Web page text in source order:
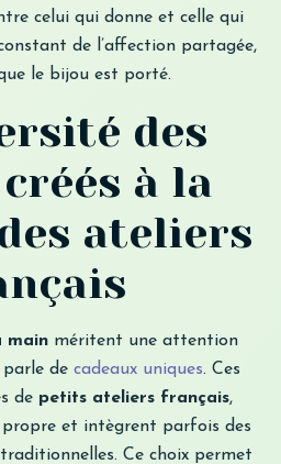
celui qui donne et celle qui
de l’affection partagée,
le bijou est porté.
des
à la
ateliers
mainméritent une attention
parle de cadeaux uniques. Ces
de petits ateliers français,
et intègrent parfois des
Ce choix permet